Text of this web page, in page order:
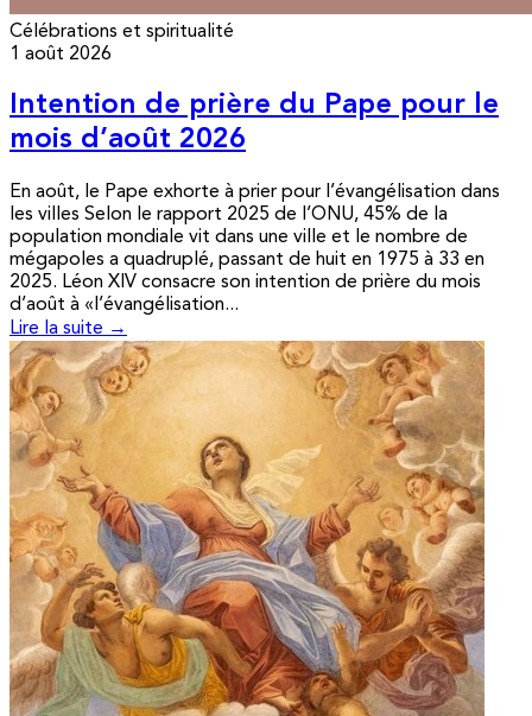
Célébrations et spiritualité
1 août 2026
Intention de prière du Pape pour le
mois d’août 2026
En août, le Pape exhorte à prier pour l’évangélisation dans
les villes Selon le rapport 2025 de l’ONU, 45% de la
population mondiale vit dans une ville et le nombre de
mégapoles a quadruplé, passant de huit en 1975 à 33 en
2025. Léon XIV consacre son intention de prière du mois
d’août à «l’évangélisation...
Lire la suite →